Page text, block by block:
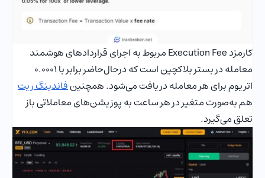
کارمزد Execution Fee مربوط به اجرای قراردادهای هوشمند
معامله در بستر بلاکچین است که درحال‌حاضر برابر با 0.0001
اتریوم برای هر معامله دریافت می‌شود. همچنینفاندینگ ریت
هم به‌صورت متغیر در هر ساعت به پوزیشن‌های معاملاتی باز
تعلق می‌گیرد.